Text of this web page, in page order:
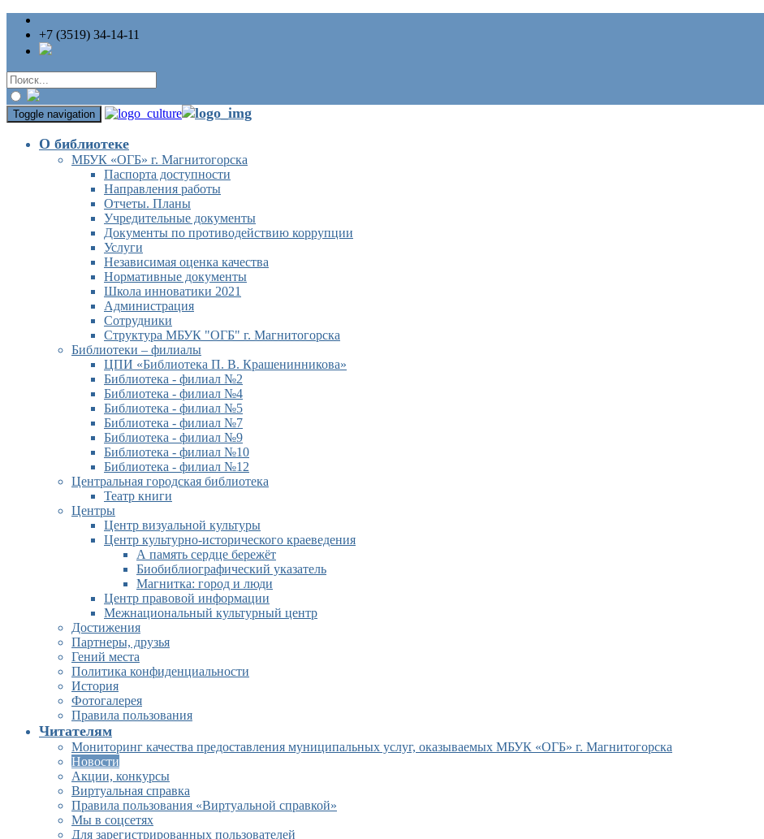
+7 (3519) 34-14-11
Toggle navigation
О библиотеке
МБУК «ОГБ» г. Магнитогорска
Паспорта доступности
Направления работы
Отчеты. Планы
Учредительные документы
Документы по противодействию коррупции
Услуги
Независимая оценка качества
Нормативные документы
Школа инноватики 2021
Администрация
Сотрудники
Структура МБУК "ОГБ" г. Магнитогорска
Библиотеки – филиалы
ЦПИ «Библиотека П. В. Крашенинникова»
Библиотека - филиал №2
Библиотека - филиал №4
Библиотека - филиал №5
Библиотека - филиал №7
Библиотека - филиал №9
Библиотека - филиал №10
Библиотека - филиал №12
Центральная городская библиотека
Театр книги
Центры
Центр визуальной культуры
Центр культурно-исторического краеведения
А память сердце бережёт
Биобиблиографический указатель
Магнитка: город и люди
Центр правовой информации
Межнациональный культурный центр
Достижения
Партнеры, друзья
Гений места
Политика конфиденциальности
История
Фотогалерея
Правила пользования
Читателям
Мониторинг качества предоставления муниципальных услуг, оказываемых МБУК «ОГБ» г. Магнитогорска
Новости
Акции, конкурсы
Виртуальная справка
Правила пользования «Виртуальной справкой»
Мы в соцсетях
Для зарегистрированных пользователей